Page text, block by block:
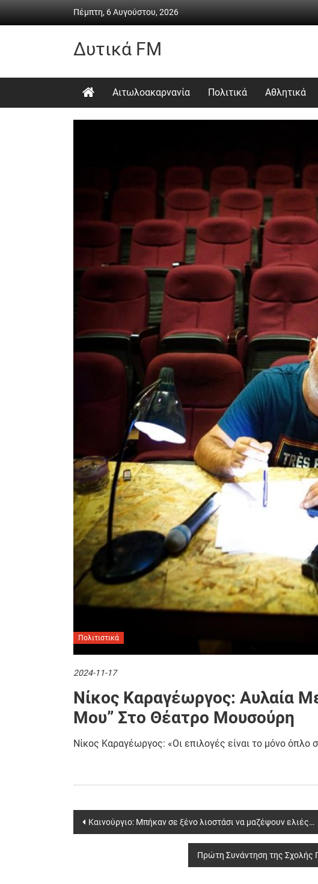
Πέμπτη, 6 Αυγούστου, 2026
Δυτικά FM
Καθημερινή
Αιτωλοακαρνανία Πολιτικά Αθλητικά
Πολιτιστικά
2024-11-17
Νίκος Καραγέωργος: Αυλαία
Μου” Στο Θέατρο Μουσούρη
Νίκος Καραγέωργος: «Οι επιλογές είναι το μόνο όπλο
Post
Καινούργιο: Μπήκαν σε ξένο λιοστάσι να μαζέψουν ελιές…
Πρώτη Συνάντηση της Σχολής